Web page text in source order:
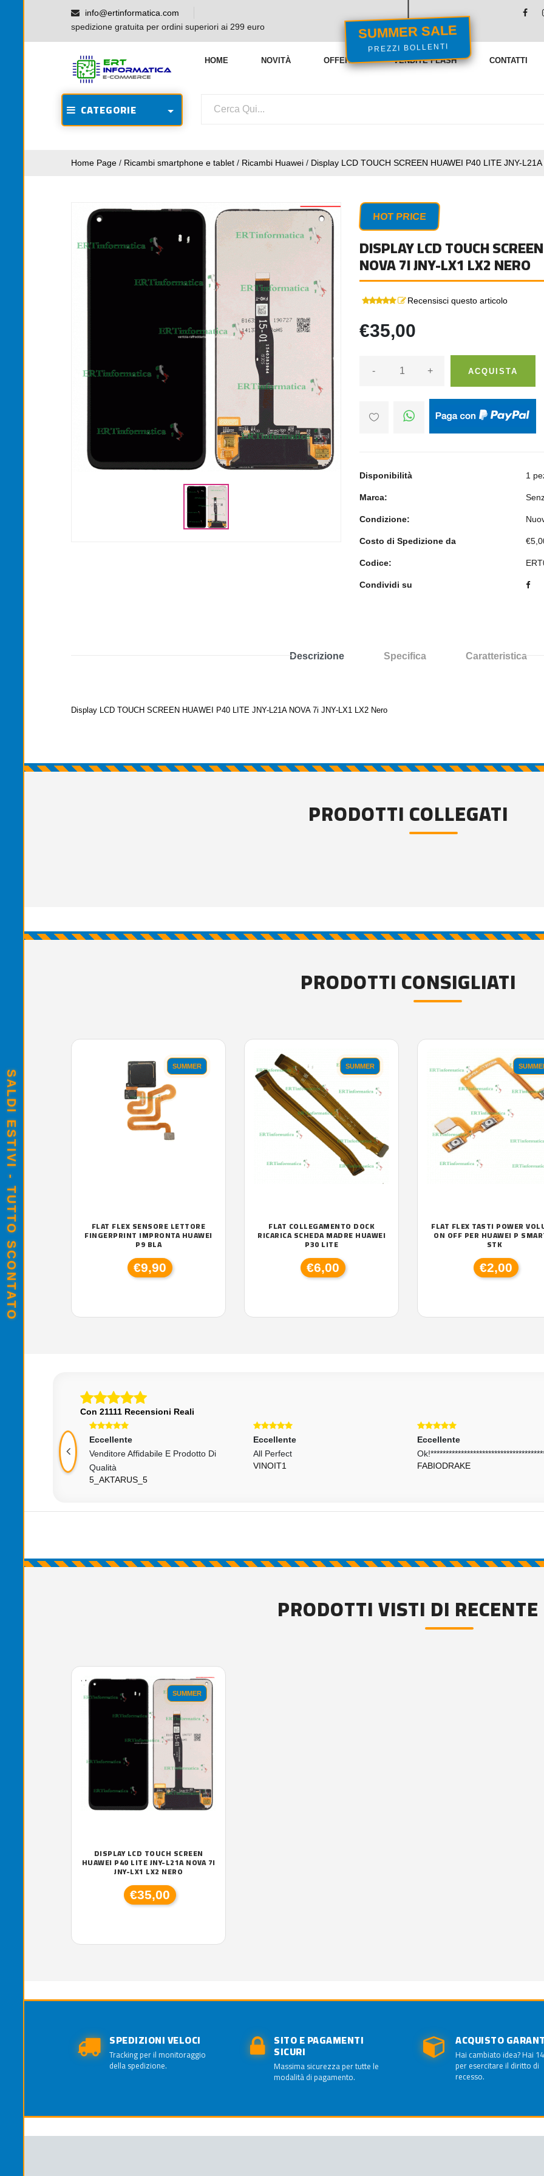
SUMMER SALE
PREZZI BOLLENTI
info@ertinformatica.com
spedizione gratuita per ordini superiori ai 299 euro
HOME NOVITÀ OFFERTE VENDITE FLASH CONTATTI
CATEGORIE
Home Page / Ricambi smartphone e tablet / Ricambi Huawei / Display LCD TOUCH SCREEN HUAWEI P40 LITE JNY-
HOT PRICE
DISPLAY LCD TOUCH
NOVA 7I JNY-LX1 LX2 NERO
Recensisci questo articolo
€35,00
- + ACQUISTA
Disponibilità 1
Marca:
Condizione:
Costo di Spedizione da
Codice:
Condividi su
Descrizione Specifica Caratteristica
Display LCD TOUCH SCREEN HUAWEI P40 LITE JNY-L21A NOVA 7i JNY-LX1 LX2 Nero
PRODOTTI COLLEGATI
PRODOTTI CONSIGLIATI
SUMMER
FLAT FLEX SENSORE LETTORE
FINGERPRINT IMPRONTA HUAWEI
P9 BLA
€9,90
SUMMER
FLAT COLLEGAMENTO DOCK
RICARICA SCHEDA MADRE HUAWEI
P30 LITE
€6,00
FLAT FLEX TASTI POWER
ON OFF PER HUAWEI P
STK
€2,00
Con 21111 Recensioni Reali
Eccellente
Venditore Affidabile E Prodotto Di
Qualità
5_AKTARUS_5
Eccellente
All Perfect
VINOIT1
Eccellente
FABIODRAKE
PRODOTTI VISTI DI RECENTE
'.'
SUMMER
DISPLAY LCD TOUCH SCREEN
HUAWEI P40 LITE JNY-L21A NOVA 7I
JNY-LX1 LX2 NERO
€35,00
SPEDIZIONI VELOCI
Tracking per il monitoraggio
della spedizione.
SITO E PAGAMENTI
SICURI
Massima sicurezza per tutte le
modalità di pagamento.
ACQUISTO
Hai cambiato idea? Hai
per esercitare il diritto di
recesso.
SALDI ESTIVI - TUTTO SCONTATO